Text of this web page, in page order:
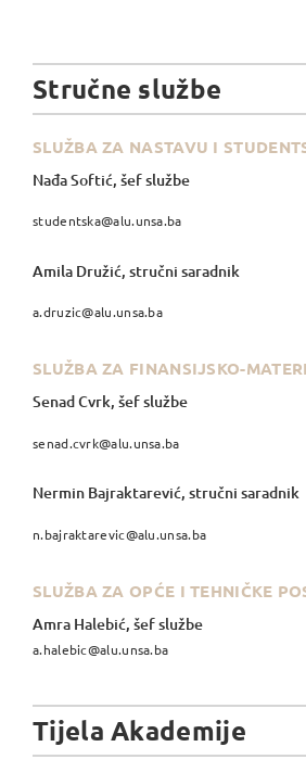
Stručne službe
SLUŽBA ZA NASTAVU I
Nađa Softić, šef službe
studentska@alu.unsa.ba
Amila Družić, stručni saradnik
a.druzic@alu.unsa.ba
SLUŽBA ZA FINANSIJSKO-
Senad Cvrk, šef službe
senad.cvrk@alu.unsa.ba
Nermin Bajraktarević, stručni saradnik
n.bajraktarevic@alu.unsa.ba
SLUŽBA ZA OPĆE I TEHNIČKE
Amra Halebić, šef službe
a.halebic@alu.unsa.ba
Tijela Akademije